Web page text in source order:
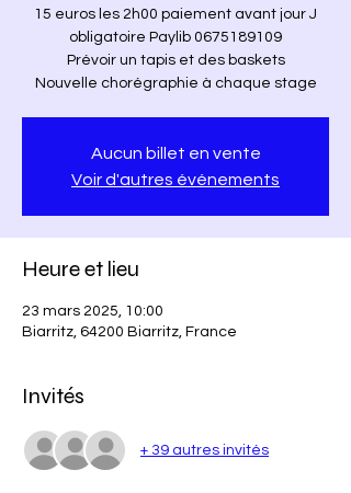
15 euros les 2h00 paiement avant jour J
obligatoire Paylib 0675189109
Prévoir un tapis et des baskets
Nouvelle chorégraphie à chaque stage
Aucun billet en vente
Voir d'autres événements
Heure et lieu
23 mars 2025, 10:00
Biarritz, 64200 Biarritz, France
Invités
+ 39 autres invités